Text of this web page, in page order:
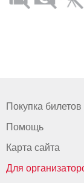
Покупка билетов
Помощь
Карта сайта
Для